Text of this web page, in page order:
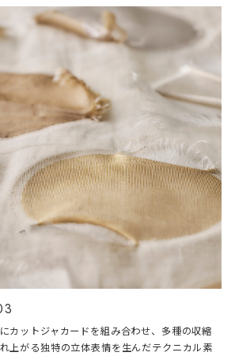
カットジャカードを組み合わせ、多種の収縮
上がる独特の立体表情を生んだテクニカル素